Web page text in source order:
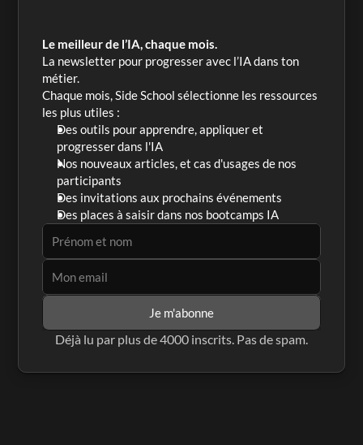
Le meilleur de l’IA, chaque mois.
La newsletter pour progresser avec l’IA dans ton
métier.
Chaque mois, Side School sélectionne les ressources
les plus utiles :
Des outils pour apprendre, appliquer et
progresser dans l'IA
Nos nouveaux articles, et cas d'usages de nos
participants
Des invitations aux prochains événements
Des places à saisir dans nos bootcamps IA
Je m'abonne
Déjà lu par plus de 4000 inscrits. Pas de spam.